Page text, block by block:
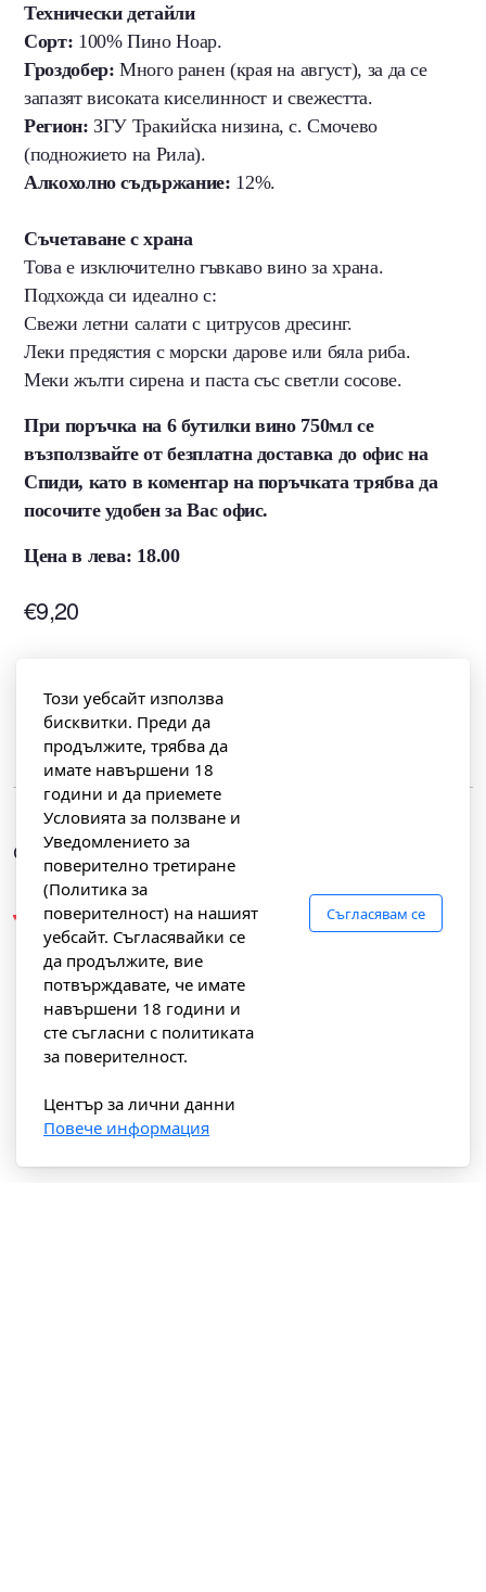
Технически детайли
Сорт: 100% Пино Ноар.
Гроздобер: Много ранен (края на август), за да се
запазят високата киселинност и свежестта.
Регион: ЗГУ Тракийска низина, с. Смочево
(подножието на Рила).
Алкохолно съдържание: 12%.
Съчетаване с храна
Това е изключително гъвкаво вино за храна.
Подхожда си идеално с:
Свежи летни салати с цитрусов дресинг.
Леки предястия с морски дарове или бяла риба.
Меки жълти сирена и паста със светли сосове.
При поръчка на 6 бутилки вино 750мл се
възползвайте от безплатна доставка до офис на
Спиди, като в коментар на поръчката трябва да
посочите удобен за Вас офис.
Цена в лева: 18.00
€9,20
Добавяне към количката
Свързани продукти
Този уебсайт използва
бисквитки. Преди да
продължите, трябва да
имате навършени 18
години и да приемете
Условията за ползване и
Уведомлението за
поверително третиране
(Политика за
поверителност) на нашият
уебсайт. Съгласявайки се
да продължите, вие
потвърждавате, че имате
навършени 18 години и
сте съгласни с политиката
за поверителност.
Център за лични данни
Повече информация
Съгласявам се